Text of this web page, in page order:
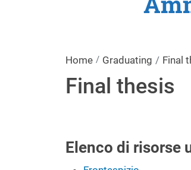
Home Graduating Final
Final thesis
Elenco di risorse